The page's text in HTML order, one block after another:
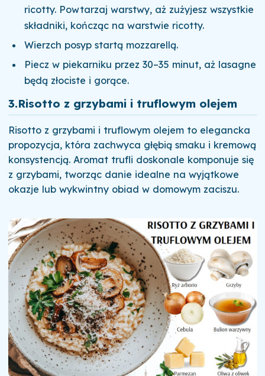
ricotty. Powtarzaj warstwy, aż zużyjesz wszystkie
składniki, kończąc na warstwie ricotty.
Wierzch posyp startą mozzarellą.
Piecz w piekarniku przez 30–35 minut, aż lasagne
będą złociste i gorące.
3.Risotto z grzybami i truflowym olejem
Risotto z grzybami i truflowym olejem to elegancka
propozycja, która zachwyca głębią smaku i kremową
konsystencją. Aromat trufli doskonale komponuje się
z grzybami, tworząc danie idealne na wyjątkowe
okazje lub wykwintny obiad w domowym zaciszu.